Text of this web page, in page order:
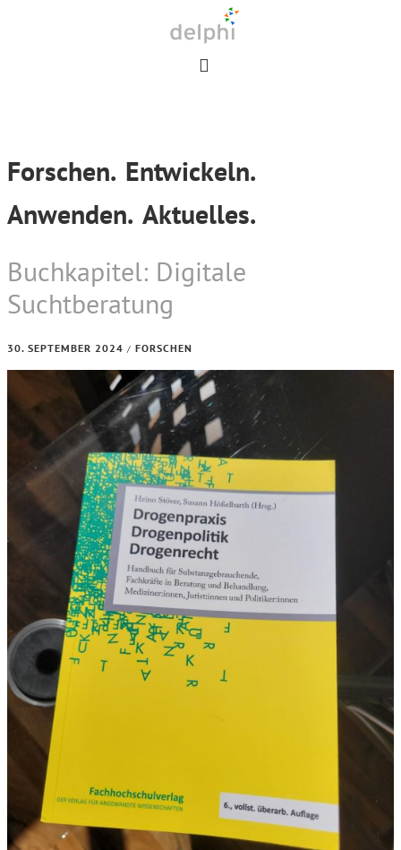
Forschen. Entwickeln.
Anwenden. Aktuelles.
Buchkapitel: Digitale
Suchtberatung
30. SEPTEMBER 2024 / FORSCHEN